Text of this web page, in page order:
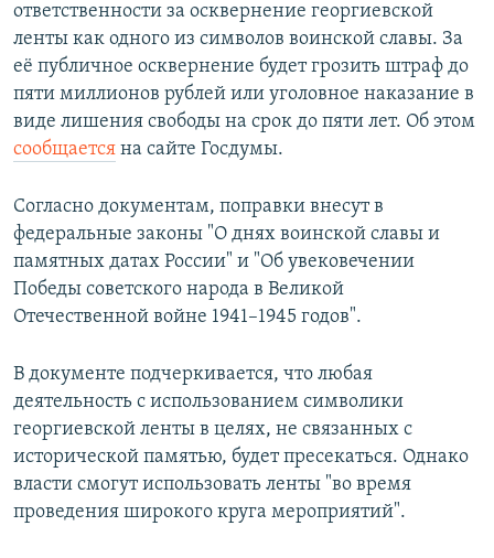
ответственности за осквернение георгиевской
ленты как одного из символов воинской славы. За
её публичное осквернение будет грозить штраф до
пяти миллионов рублей или уголовное наказание в
виде лишения свободы на срок до пяти лет. Об этом
сообщается на сайте Госдумы.
Согласно документам, поправки внесут в
федеральные законы "О днях воинской славы и
памятных датах России" и "Об увековечении
Победы советского народа в Великой
Отечественной войне 1941–1945 годов".
В документе подчеркивается, что любая
деятельность с использованием символики
георгиевской ленты в целях, не связанных с
исторической памятью, будет пресекаться. Однако
власти смогут использовать ленты "во время
проведения широкого круга мероприятий".